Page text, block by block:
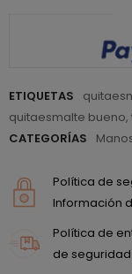
ETIQUETAS
quitaesmalte bueno,
CATEGORÍAS
Política de
Información
Política de
de